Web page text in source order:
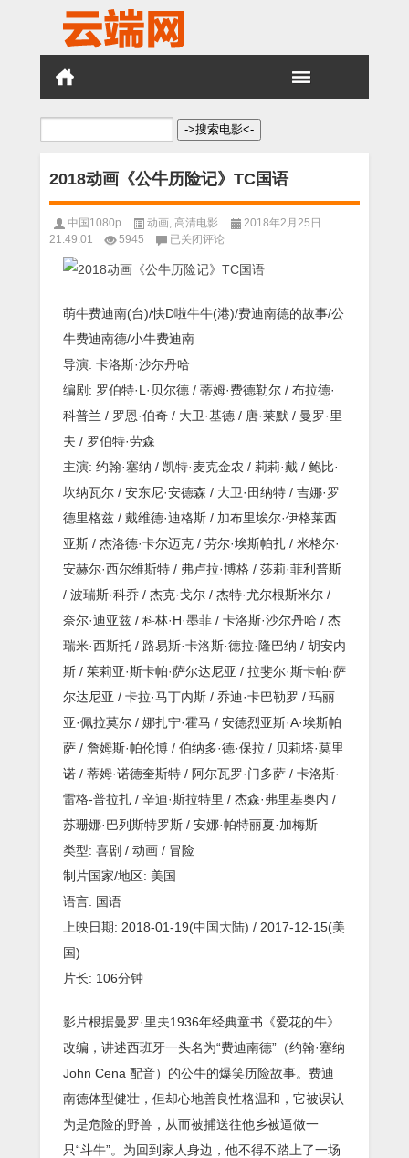
搜
2018动画《公牛历险记》TC国语
中国1080p 动画 高清电影
2018年2月25日
21:49:01
5945
2018
画
历
险
TC
国
已关闭评论
萌牛费迪南(台)/快D啦牛牛(港)/费迪南德的故事/公
牛费迪南德/小牛费迪南
导演: 卡洛斯·沙尔丹哈
编剧: 罗伯特·L·贝尔德 / 蒂姆·费德勒尔 / 布拉德·
科普兰 / 罗恩·伯奇 / 大卫·基德 / 唐·莱默 / 曼罗·里
夫 / 罗伯特·劳森
主演: 约翰·塞纳 / 凯特·麦克金农 / 莉莉·戴 / 鲍比·
坎纳瓦尔 / 安东尼·安德森 / 大卫·田纳特 / 吉娜·罗
德里格兹 / 戴维德·迪格斯 / 加布里埃尔·伊格莱西
亚斯 / 杰洛德·卡尔迈克 / 劳尔·埃斯帕扎 / 米格尔·
安赫尔·西尔维斯特 / 弗卢拉·博格 / 莎莉·菲利普斯
/ 波瑞斯·科乔 / 杰克·戈尔 / 杰特·尤尔根斯米尔 /
奈尔·迪亚兹 / 科林·H·墨菲 / 卡洛斯·沙尔丹哈 / 杰
瑞米·西斯托 / 路易斯·卡洛斯·德拉·隆巴纳 / 胡安内
斯 / 茱莉亚·斯卡帕·萨尔达尼亚 / 拉斐尔·斯卡帕·萨
尔达尼亚 / 卡拉·马丁内斯 / 乔迪·卡巴勒罗 / 玛丽
亚·佩拉莫尔 / 娜扎宁·霍马 / 安德烈亚斯·A·埃斯帕
萨 / 詹姆斯·帕伦博 / 伯纳多·德·保拉 / 贝莉塔·莫里
诺 / 蒂姆·诺德奎斯特 / 阿尔瓦罗·门多萨 / 卡洛斯·
雷格-普拉扎 / 辛迪·斯拉特里 / 杰森·弗里基奥内 /
苏珊娜·巴列斯特罗斯 / 安娜·帕特丽夏·加梅斯
类型: 喜剧 / 动画 / 冒险
制片国家/地区: 美国
语言: 国语
上映日期: 2018-01-19(中国大陆) / 2017-12-15(美
国)
片长: 106分钟
影片根据曼罗·里夫1936年经典童书《爱花的牛》
改编，讲述西班牙一头名为“费迪南德”（约翰·塞纳
John Cena 配音）的公牛的爆笑历险故事。费迪
南德体型健壮，但却心地善良性格温和，它被误认
为是危险的野兽，从而被捕送往他乡被逼做一
只“斗牛”。为回到家人身边，他不得不踏上了一场